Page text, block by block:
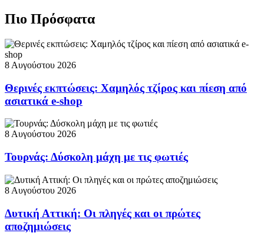
Πιο Πρόσφατα
8 Αυγούστου 2026
Θερινές εκπτώσεις: Χαμηλός τζίρος και πίεση από
ασιατικά e-shop
8 Αυγούστου 2026
Τουρνάς: Δύσκολη μάχη με τις φωτιές
8 Αυγούστου 2026
Δυτική Αττική: Οι πληγές και οι πρώτες
αποζημιώσεις